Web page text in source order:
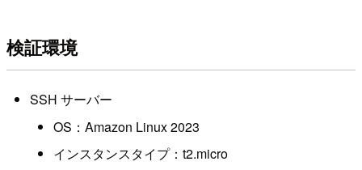
検証環境
SSH サーバー
OS：Amazon Linux 2023
インスタンスタイプ：t2.micro